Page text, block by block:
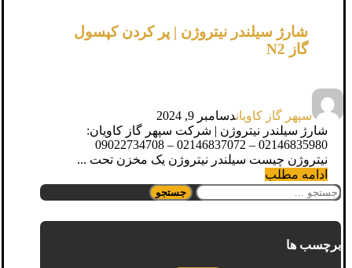
شارژ سیلندر نیتروژن | پر کردن کپسول
گاز N2
سپهر گاز کاویاندسامبر 9, 2024
شارژ سیلندر نیتروژن | شرکت سپهر گاز کاویان:
02146835980 – 02146837072 – 09022734708
نیتروژن چیست سیلندر نیتروژن یک مخزن تحت ...
ادامه مطلب
جستجو
برچسب ها